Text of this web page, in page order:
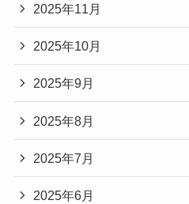
2025年11月
2025年10月
2025年9月
2025年8月
2025年7月
2025年6月